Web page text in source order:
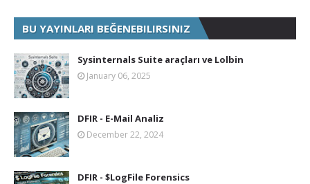
BU YAYINLARI BEĞENEBILIRSINIZ
Sysinternals Suite araçları ve Lolbin
January 06, 2025
DFIR - E-Mail Analiz
December 22, 2024
DFIR - $LogFile Forensics